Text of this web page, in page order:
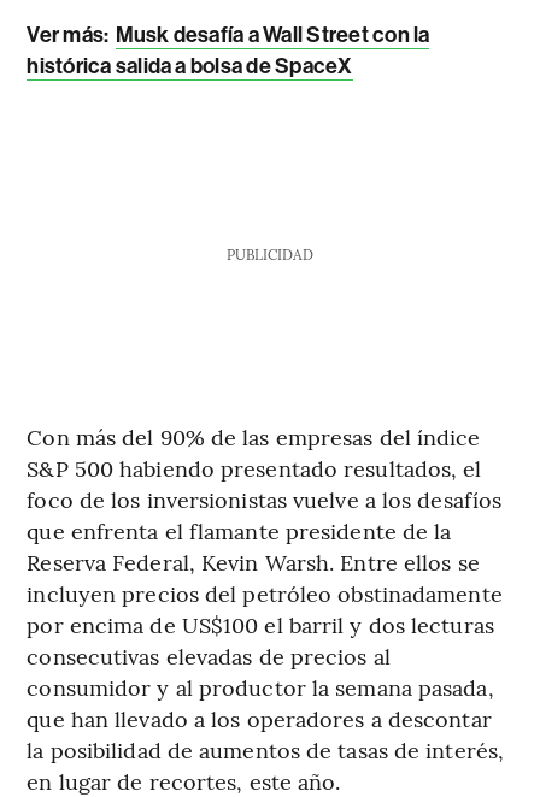
Ver más: Musk desafía a Wall Street con la
histórica salida a bolsa de SpaceX
PUBLICIDAD
Con más del 90% de las empresas del índice
S&P 500 habiendo presentado resultados, el
foco de los inversionistas vuelve a los desafíos
que enfrenta el flamante presidente de la
Reserva Federal, Kevin Warsh. Entre ellos se
incluyen precios del petróleo obstinadamente
por encima de US$100 el barril y dos lecturas
consecutivas elevadas de precios al
consumidor y al productor la semana pasada,
que han llevado a los operadores a descontar
la posibilidad de aumentos de tasas de interés,
en lugar de recortes, este año.